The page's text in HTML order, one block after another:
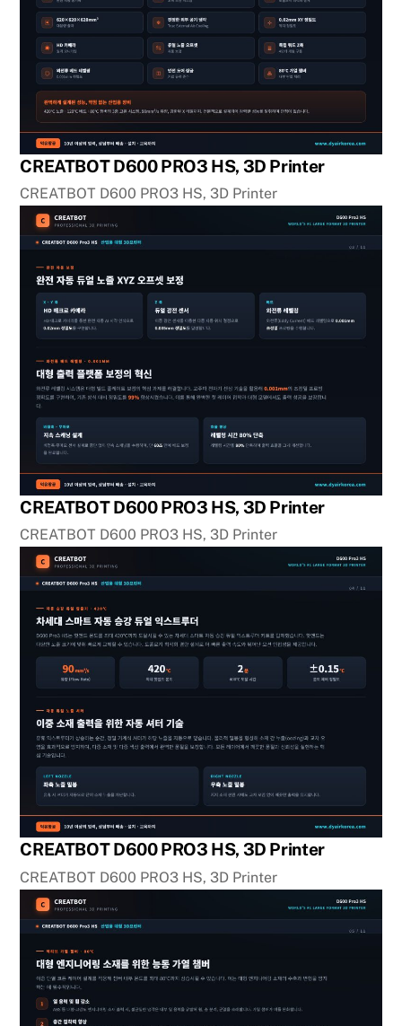
CREATBOT D600 PRO3 HS, 3D Printer
CREATBOT D600 PRO3 HS, 3D Printer
CREATBOT D600 PRO3 HS, 3D Printer
CREATBOT D600 PRO3 HS, 3D Printer
CREATBOT D600 PRO3 HS, 3D Printer
CREATBOT D600 PRO3 HS, 3D Printer